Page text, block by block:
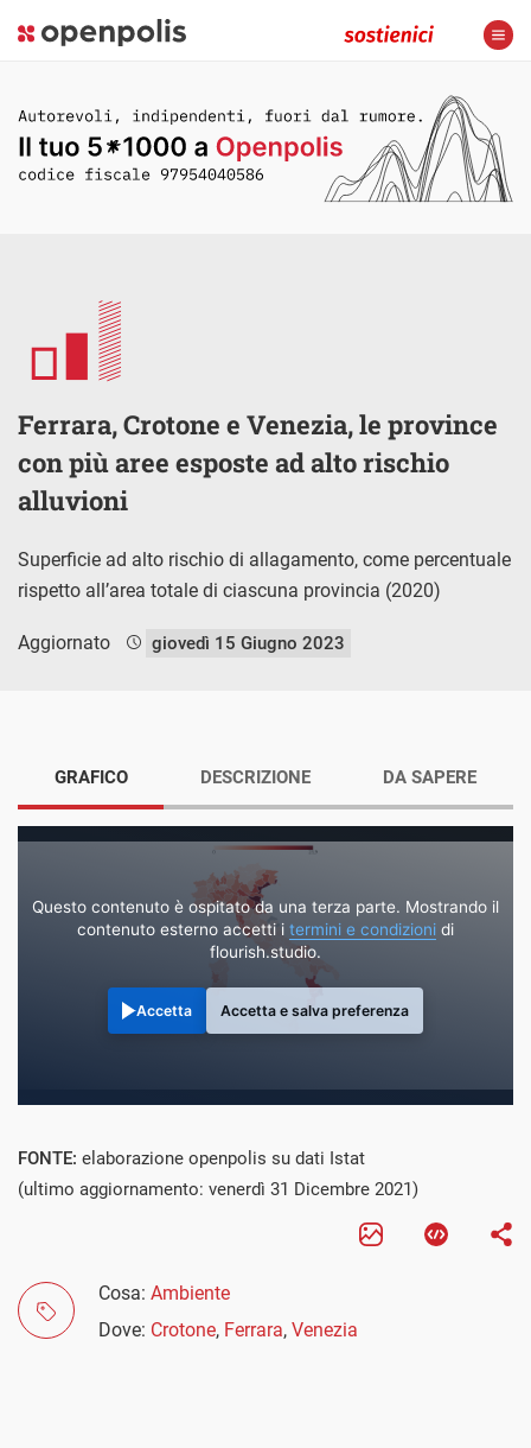
Ferrara, Crotone e Venezia, le province
con più aree esposte ad alto rischio
alluvioni
Superficie ad alto rischio di allagamento, come percentuale
rispetto all’area totale di ciascuna provincia (2020)
Aggiornato giovedì 15 Giugno 2023
GRAFICO
Questo contenuto è ospitato da una terza parte. Mostrando il
contenuto esterno accetti i termini e condizioni di
flourish.studio.
Accetta Accetta e salva preferenza
DESCRIZIONE DA SAPERE
FONTE: elaborazione openpolis su dati Istat
(ultimo aggiornamento: venerdì 31 Dicembre 2021)
Cosa: Ambiente
Dove: Crotone, Ferrara, Venezia